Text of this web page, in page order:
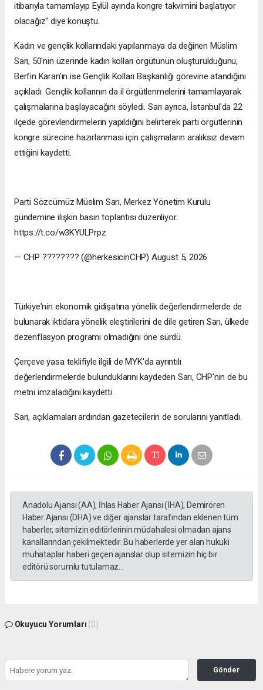
itibarıyla tamamlayıp Eylül ayında kongre takvimini başlatıyor
olacağız" diye konuştu.
Kadın ve gençlik kollarındaki yapılanmaya da değinen Müslim
Sarı, 50'nin üzerinde kadın kolları örgütünün oluşturulduğunu,
Berfin Karan'ın ise Gençlik Kolları Başkanlığı görevine atandığını
açıkladı. Gençlik kollarının da il örgütlenmelerini tamamlayarak
çalışmalarına başlayacağını söyledi. Sarı ayrıca, İstanbul'da 22
ilçede görevlendirmelerin yapıldığını belirterek parti örgütlerinin
kongre sürecine hazırlanması için çalışmaların aralıksız devam
ettiğini kaydetti.
Parti Sözcümüz Müslim Sarı, Merkez Yönetim Kurulu
gündemine ilişkin basın toplantısı düzenliyor.
https://t.co/w3KYULPrpz
— CHP ???????? (@herkesicinCHP) August 5, 2026
Türkiye'nin ekonomik gidişatına yönelik değerlendirmelerde de
bulunarak iktidara yönelik eleştirilerini de dile getiren Sarı, ülkede
dezenflasyon programı olmadığını öne sürdü.
Çerçeve yasa teklifiyle ilgili de MYK'da ayrıntılı
değerlendirmelerde bulunduklarını kaydeden Sarı, CHP'nin de bu
metni imzaladığını kaydetti.
Sarı, açıklamaları ardından gazetecilerin de sorularını yanıtladı.
Anadolu Ajansı (AA), İhlas Haber Ajansı (İHA), Demirören
Haber Ajansı (DHA) ve diğer ajanslar tarafından eklenen tüm
haberler, sitemizin editörlerinin müdahalesi olmadan ajans
kanallarından çekilmektedir. Bu haberlerde yer alan hukuki
muhataplar haberi geçen ajanslar olup sitemizin hiç bir
editörü sorumlu tutulamaz...
Okuyucu Yorumları (0)
Gönder